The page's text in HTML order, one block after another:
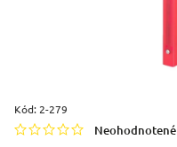
Kód: 2-279
Neohodnotené